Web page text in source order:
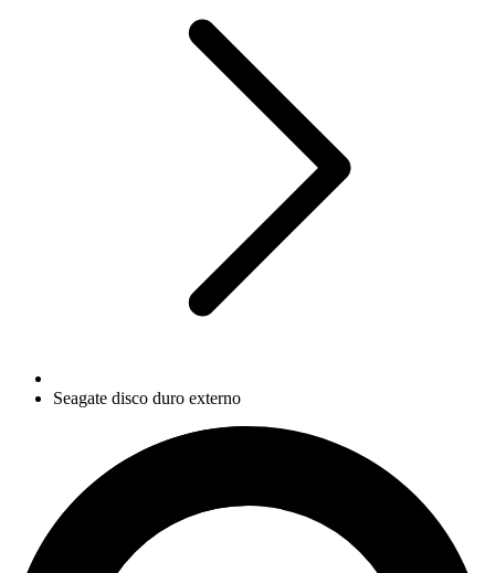
Seagate disco duro externo